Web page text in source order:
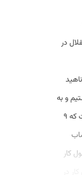
در
و به
‌همراه مژگان رضايی مدیر روابط‌عمومی داتین وارد مجموعه شدیم. رضایی برایمان گفت که ۹
کار